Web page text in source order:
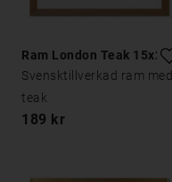
Ram London Teak 15x21
Svensktillverkad ram med
teak
189 kr